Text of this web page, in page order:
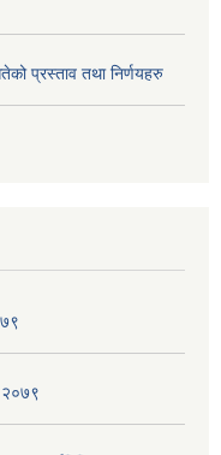
प्रस्ताव तथा निर्णयहरु
२०७९